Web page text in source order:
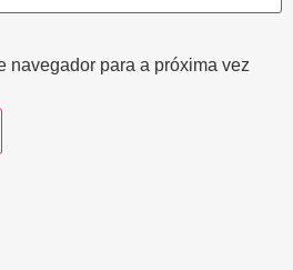
navegador para a próxima vez